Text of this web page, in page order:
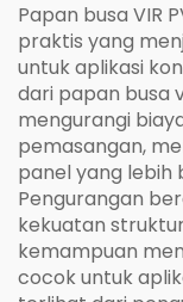
Papan busa VIR
praktis yang
untuk aplikasi
dari papan busa
mengurangi
pemasangan,
panel yang lebih
Pengurangan
kekuatan
kemampuan
cocok untuk